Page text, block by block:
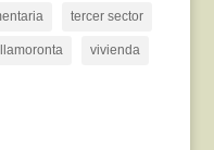
tercer sector
vivienda